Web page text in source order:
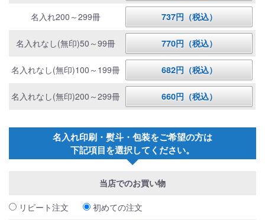
名入れ200～299冊 737円（税込）
名入れなし(無印)50～99冊 770円（税込）
名入れなし(無印)100～199冊 682円（税込）
名入れなし(無印)200～299冊 660円（税込）
名入れ印刷・熨斗・包装をご希望の方は
下記項目を選択してください。
当店でのお買い物
リピート注文 初めての注文